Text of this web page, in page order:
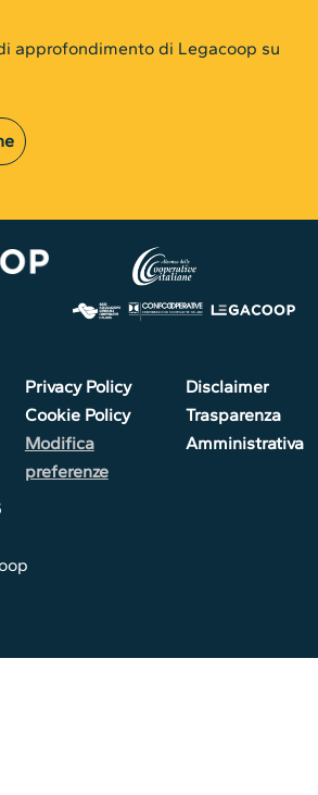
approfondimento di Legacoop su
Privacy Policy
Cookie Policy
Modifica
preferenze
Disclaimer
Trasparenza
Amministrativa